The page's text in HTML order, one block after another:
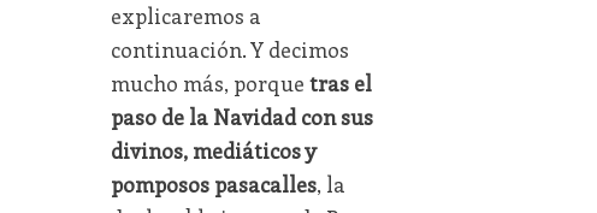
explicaremos a
continuación. Y decimos
mucho más, porque tras el
paso de la Navidad con sus
divinos, mediáticos y
pomposos pasacalles, la